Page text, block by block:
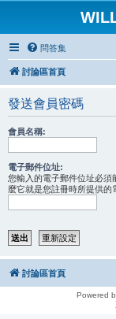
問答集
討論區首頁
發送會員密碼
會員名稱:
電子郵件位址:
您輸入的電子郵件位址必須
麼它就是您註冊時所提供的
討論區首頁
Powered